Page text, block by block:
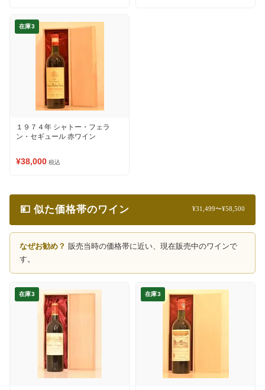
在庫3
１９７４年 シャトー・フェラ
ン・セギュール 赤ワイン
¥38,000 税込
💴 似た価格帯のワイン ¥31,499〜¥58,500
なぜお勧め？ 販売当時の価格帯に近い、現在販売中のワインで
す。
在庫3 在庫3